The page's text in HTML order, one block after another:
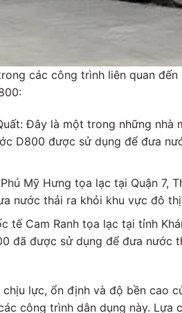
các công trình liên quan
Đây là một trong những
D800 được sử dụng để đưa
Mỹ Hưng tọa lạc tại Quận 7,
nước thải ra khỏi khu vực đô
tế Cam Ranh tọa lạc tại tỉnh
đã được sử dụng để đưa
lực, ổn định và độ bền cao
công trình dân dụng này. Lựa